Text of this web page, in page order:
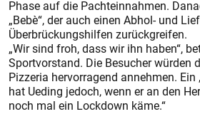
Phase auf die Pachteinnahmen.
„Bebè“, der auch einen Abhol- und
Überbrückungshilfen zurückgreifen.
„Wir sind froh, dass wir ihn haben“,
Sportvorstand. Die Besucher würden
Pizzeria hervorragend annehmen. Ein
hat Ueding jedoch, wenn er an den
noch mal ein Lockdown käme.“